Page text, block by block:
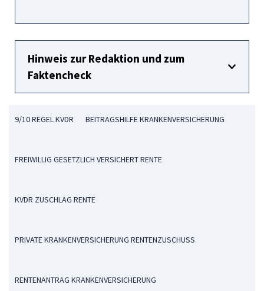
Hinweis zur Redaktion und zum
Faktencheck
9/10 REGEL KVDR BEITRAGSHILFE KRANKENVERSICHERUNG
FREIWILLIG GESETZLICH VERSICHERT RENTE
KVDR ZUSCHLAG RENTE
PRIVATE KRANKENVERSICHERUNG RENTENZUSCHUSS
RENTENANTRAG KRANKENVERSICHERUNG